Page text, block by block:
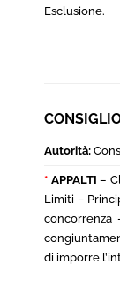
Esclusione.
Autorità:
* APPALTI–
Limiti –
concorrenza
di imporre